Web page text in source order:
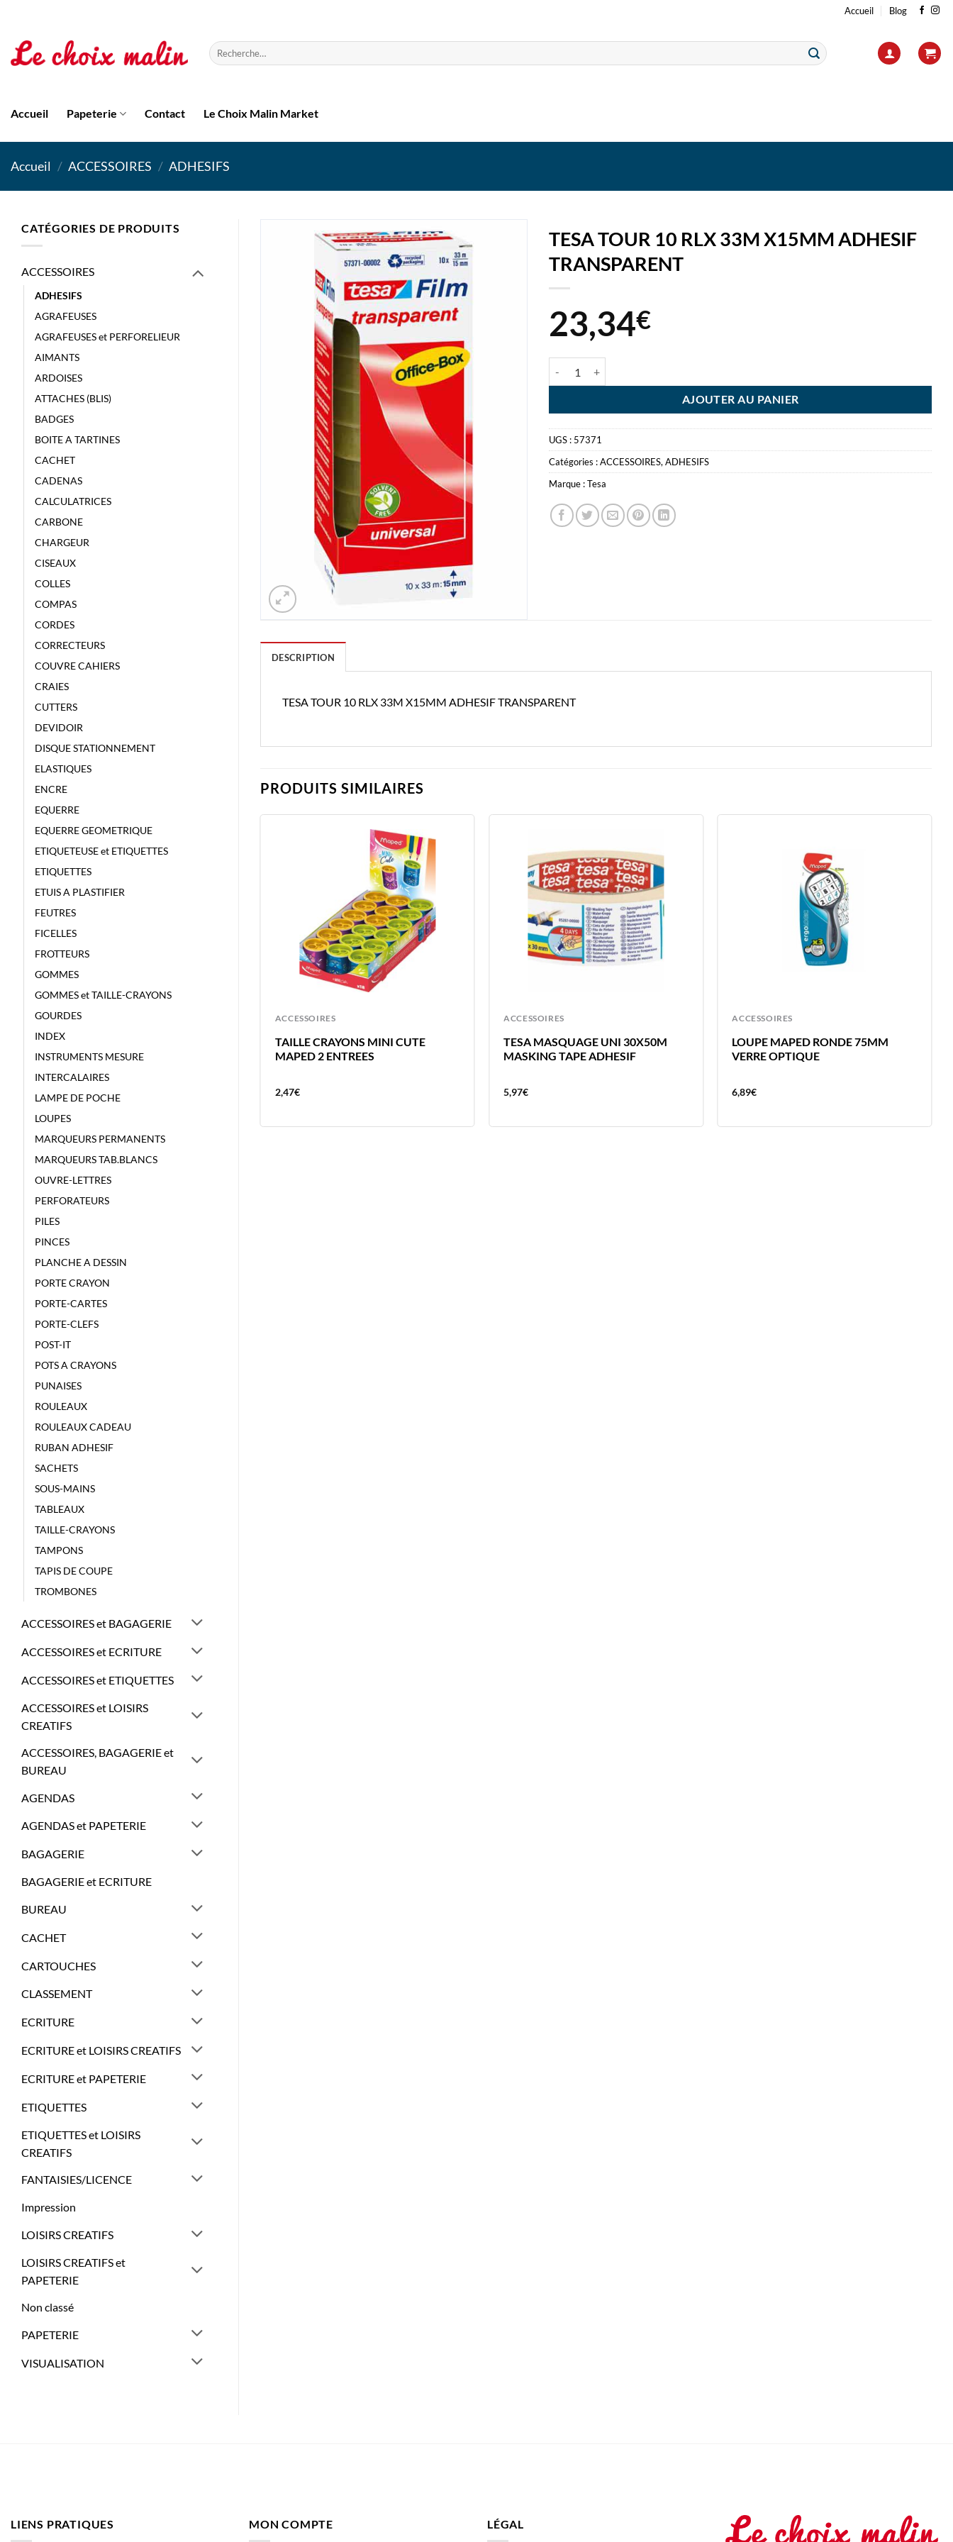
contenu
Accueil Blog
Recherche
pour :
Accueil Papeterie Contact Le Choix Malin Market
Accueil / ACCESSOIRES / ADHESIFS
CATÉGORIES DE PRODUITS
ACCESSOIRES
ADHESIFS
AGRAFEUSES
AGRAFEUSES et PERFORELIEUR
AIMANTS
ARDOISES
ATTACHES (BLIS)
BADGES
BOITE A TARTINES
CACHET
CADENAS
CALCULATRICES
CARBONE
CHARGEUR
CISEAUX
COLLES
COMPAS
CORDES
CORRECTEURS
COUVRE CAHIERS
CRAIES
CUTTERS
DEVIDOIR
DISQUE STATIONNEMENT
ELASTIQUES
ENCRE
EQUERRE
EQUERRE GEOMETRIQUE
ETIQUETEUSE et ETIQUETTES
ETIQUETTES
ETUIS A PLASTIFIER
FEUTRES
FICELLES
FROTTEURS
GOMMES
GOMMES et TAILLE-CRAYONS
GOURDES
INDEX
INSTRUMENTS MESURE
INTERCALAIRES
LAMPE DE POCHE
LOUPES
MARQUEURS PERMANENTS
MARQUEURS TAB.BLANCS
OUVRE-LETTRES
PERFORATEURS
PILES
PINCES
PLANCHE A DESSIN
PORTE CRAYON
PORTE-CARTES
PORTE-CLEFS
POST-IT
POTS A CRAYONS
PUNAISES
ROULEAUX
ROULEAUX CADEAU
RUBAN ADHESIF
SACHETS
SOUS-MAINS
TABLEAUX
TAILLE-CRAYONS
TAMPONS
TAPIS DE COUPE
TROMBONES
ACCESSOIRES et BAGAGERIE
ACCESSOIRES et ECRITURE
ACCESSOIRES et ETIQUETTES
ACCESSOIRES et LOISIRS
CREATIFS
ACCESSOIRES, BAGAGERIE et
BUREAU
AGENDAS
AGENDAS et PAPETERIE
BAGAGERIE
BAGAGERIE et ECRITURE
BUREAU
CACHET
CARTOUCHES
CLASSEMENT
ECRITURE
ECRITURE et LOISIRS CREATIFS
ECRITURE et PAPETERIE
ETIQUETTES
ETIQUETTES et LOISIRS
CREATIFS
FANTAISIES/LICENCE
Impression
LOISIRS CREATIFS
LOISIRS CREATIFS et
PAPETERIE
Non classé
PAPETERIE
VISUALISATION
TESA TOUR 10 RLX 33M X15MM ADHESIF
TRANSPARENT
23,34€
AJOUTER AU PANIER
UGS : 57371
Catégories :ACCESSOIRES,ADHESIFS
Marque :Tesa
DESCRIPTION
TESA TOUR 10 RLX 33M X15MM ADHESIF TRANSPARENT
PRODUITS SIMILAIRES
ACCESSOIRES
TAILLE CRAYONS MINI CUTE
MAPED 2 ENTREES
2,47€
ACCESSOIRES
TESA MASQUAGE UNI 30X50M
MASKING TAPE ADHESIF
5,97€
ACCESSOIRES
LOUPE MAPED RONDE 75MM
VERRE OPTIQUE
6,89€
ACCESSOIRES
AGRAFEUSE ULMA N°10+500
AGRAF METAL – BLISTER
3,09€
LIENS PRATIQUES MON COMPTE LÉGAL